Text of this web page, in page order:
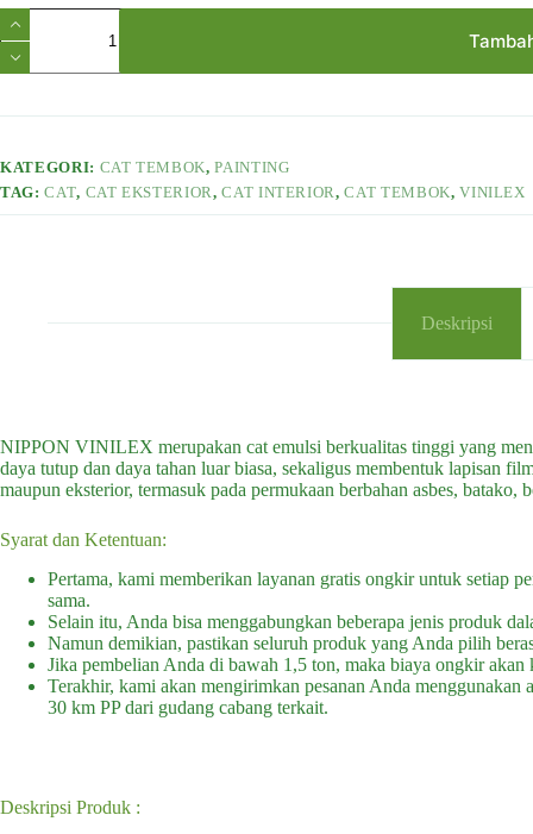
Nippon
Vinilex
Interior
Eksterior
KATEGORI: CAT TEMBOK,PAINTING
TAG:CAT, CAT EKSTERIOR,CAT INTERIOR,CAT TEMBOK,VINILEX
Deskripsi
NIPPON VINILEX merupakan cat emulsi berkualitas tinggi yang
daya tutup dan daya tahan luar biasa, sekaligus membentuk lapisan
maupun eksterior, termasuk pada permukaan berbahan asbes, batako,
Syarat dan Ketentuan:
Pertama, kami memberikan layanan gratis ongkir untuk setiap
sama.
Selain itu, Anda bisa menggabungkan beberapa jenis produk
Namun demikian, pastikan seluruh produk yang Anda pilih
Jika pembelian Anda di bawah 1,5 ton, maka biaya ongkir akan
Terakhir, kami akan mengirimkan pesanan Anda
30 km PP dari gudang cabang terkait.
Deskripsi Produk :